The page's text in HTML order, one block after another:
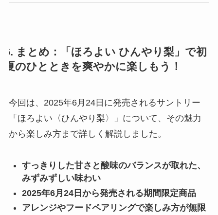
6. まとめ：「ほろよい ひんやり梨」で初
夏のひとときを爽やかに楽しもう！
今回は、2025年6月24日に発売されるサントリー
「ほろよい〈ひんやり梨〉」について、その魅力
から楽しみ方まで詳しく解説しました。
すっきりした甘さと酸味のバランスが取れた、
みずみずしい味わい
2025年6月24日から発売される期間限定商品
アレンジやフードペアリングで楽しみ方が無限